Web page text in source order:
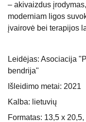
– akivaizdus
moderniam ligos
įvairovė bei terapijos
Leidėjas: Asociacija
bendrija"
Išleidimo metai: 2021
Kalba: lietuvių
Formatas: 13,5 x